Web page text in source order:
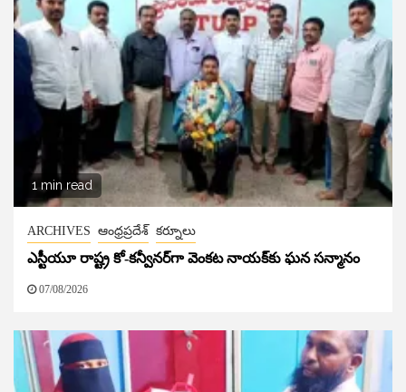
1 min read
ARCHIVES ఆంధ్రప్రదేశ్ కర్నూలు
ఎస్టీయూ రాష్ట్ర కో-కన్వీనర్‌గా వెంకట నాయక్‌కు ఘన సన్మానం
07/08/2026